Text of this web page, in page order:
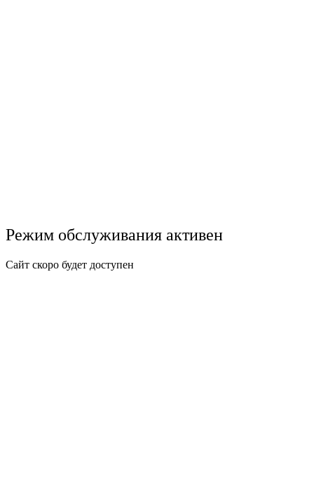
Режим обслуживания активен
Сайт скоро будет доступен